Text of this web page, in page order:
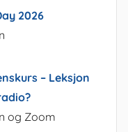
2026
– Leksjon
og Zoom